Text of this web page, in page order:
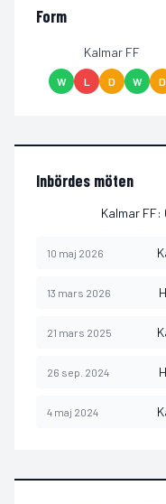
Form
Kalmar FF
W L D W D
Inbördes möten
Kalmar FF:
10 maj 2026
13 mars 2026
21 mars 2025
26 sep. 2024
4 maj 2024